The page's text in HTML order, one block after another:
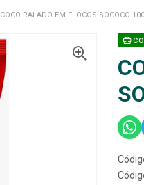
COCO RALADO EM FLOCOS SOCOCO